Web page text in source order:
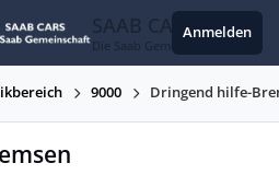
SAAB CARS
Die Saab Gemeinschaft
Anmelden
9000 Dringend hilfe-